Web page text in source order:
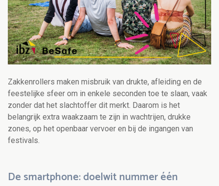
Zakkenrollers maken misbruik van drukte, afleiding en de
feestelijke sfeer om in enkele seconden toe te slaan, vaak
zonder dat het slachtoffer dit merkt. Daarom is het
belangrijk extra waakzaam te zijn in wachtrijen, drukke
zones, op het openbaar vervoer en bij de ingangen van
festivals.
De smartphone: doelwit nummer één